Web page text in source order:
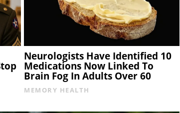
Neurologists Have Identified 10
Medications Now Linked To
Brain Fog In Adults Over 60
MEMORY HEALTH